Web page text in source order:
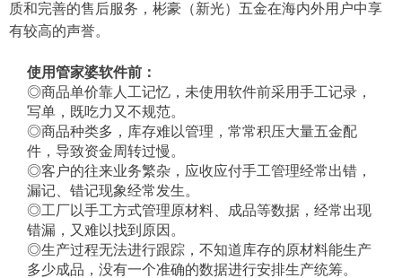
质和完善的售后服务，彬豪（新光）五金在海内外用户中享
有较高的声誉。
使用管家婆软件前：
◎商品单价靠人工记忆，未使用软件前采用手工记录，
写单，既吃力又不规范。
◎商品种类多，库存难以管理，常常积压大量五金配
件，导致资金周转过慢。
◎客户的往来业务繁杂，应收应付手工管理经常出错，
漏记、错记现象经常发生。
◎工厂以手工方式管理原材料、成品等数据，经常出现
错漏，又难以找到原因。
◎生产过程无法进行跟踪，不知道库存的原材料能生产
多少成品，没有一个准确的数据进行安排生产统筹。